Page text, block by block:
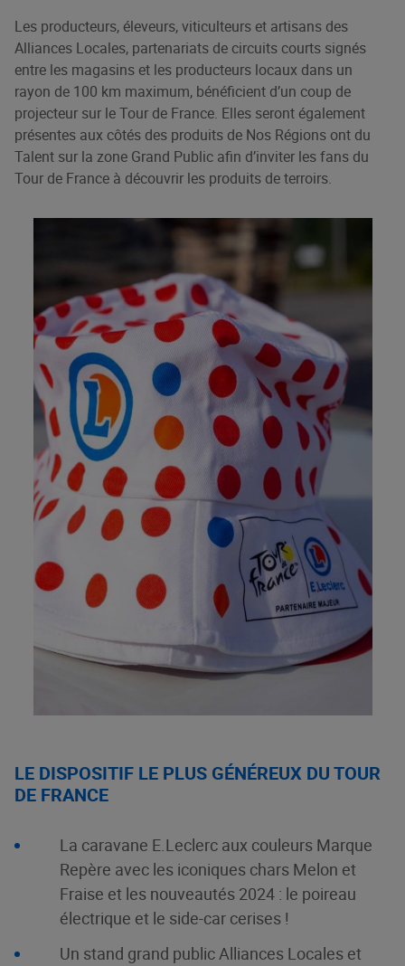
Les producteurs, éleveurs, viticulteurs et artisans des
Alliances Locales, partenariats de circuits courts signés
entre les magasins et les producteurs locaux dans un
rayon de 100 km maximum, bénéficient d’un coup de
projecteur sur le Tour de France. Elles seront également
présentes aux côtés des produits de Nos Régions ont du
Talent sur la zone Grand Public afin d’inviter les fans du
Tour de France à découvrir les produits de terroirs.
LE DISPOSITIF LE PLUS GÉNÉREUX DU TOUR
DE FRANCE
La caravane E.Leclerc aux couleurs Marque
Repère avec les iconiques chars Melon et
Fraise et les nouveautés 2024 : le poireau
électrique et le side-car cerises !
Un stand grand public Alliances Locales et